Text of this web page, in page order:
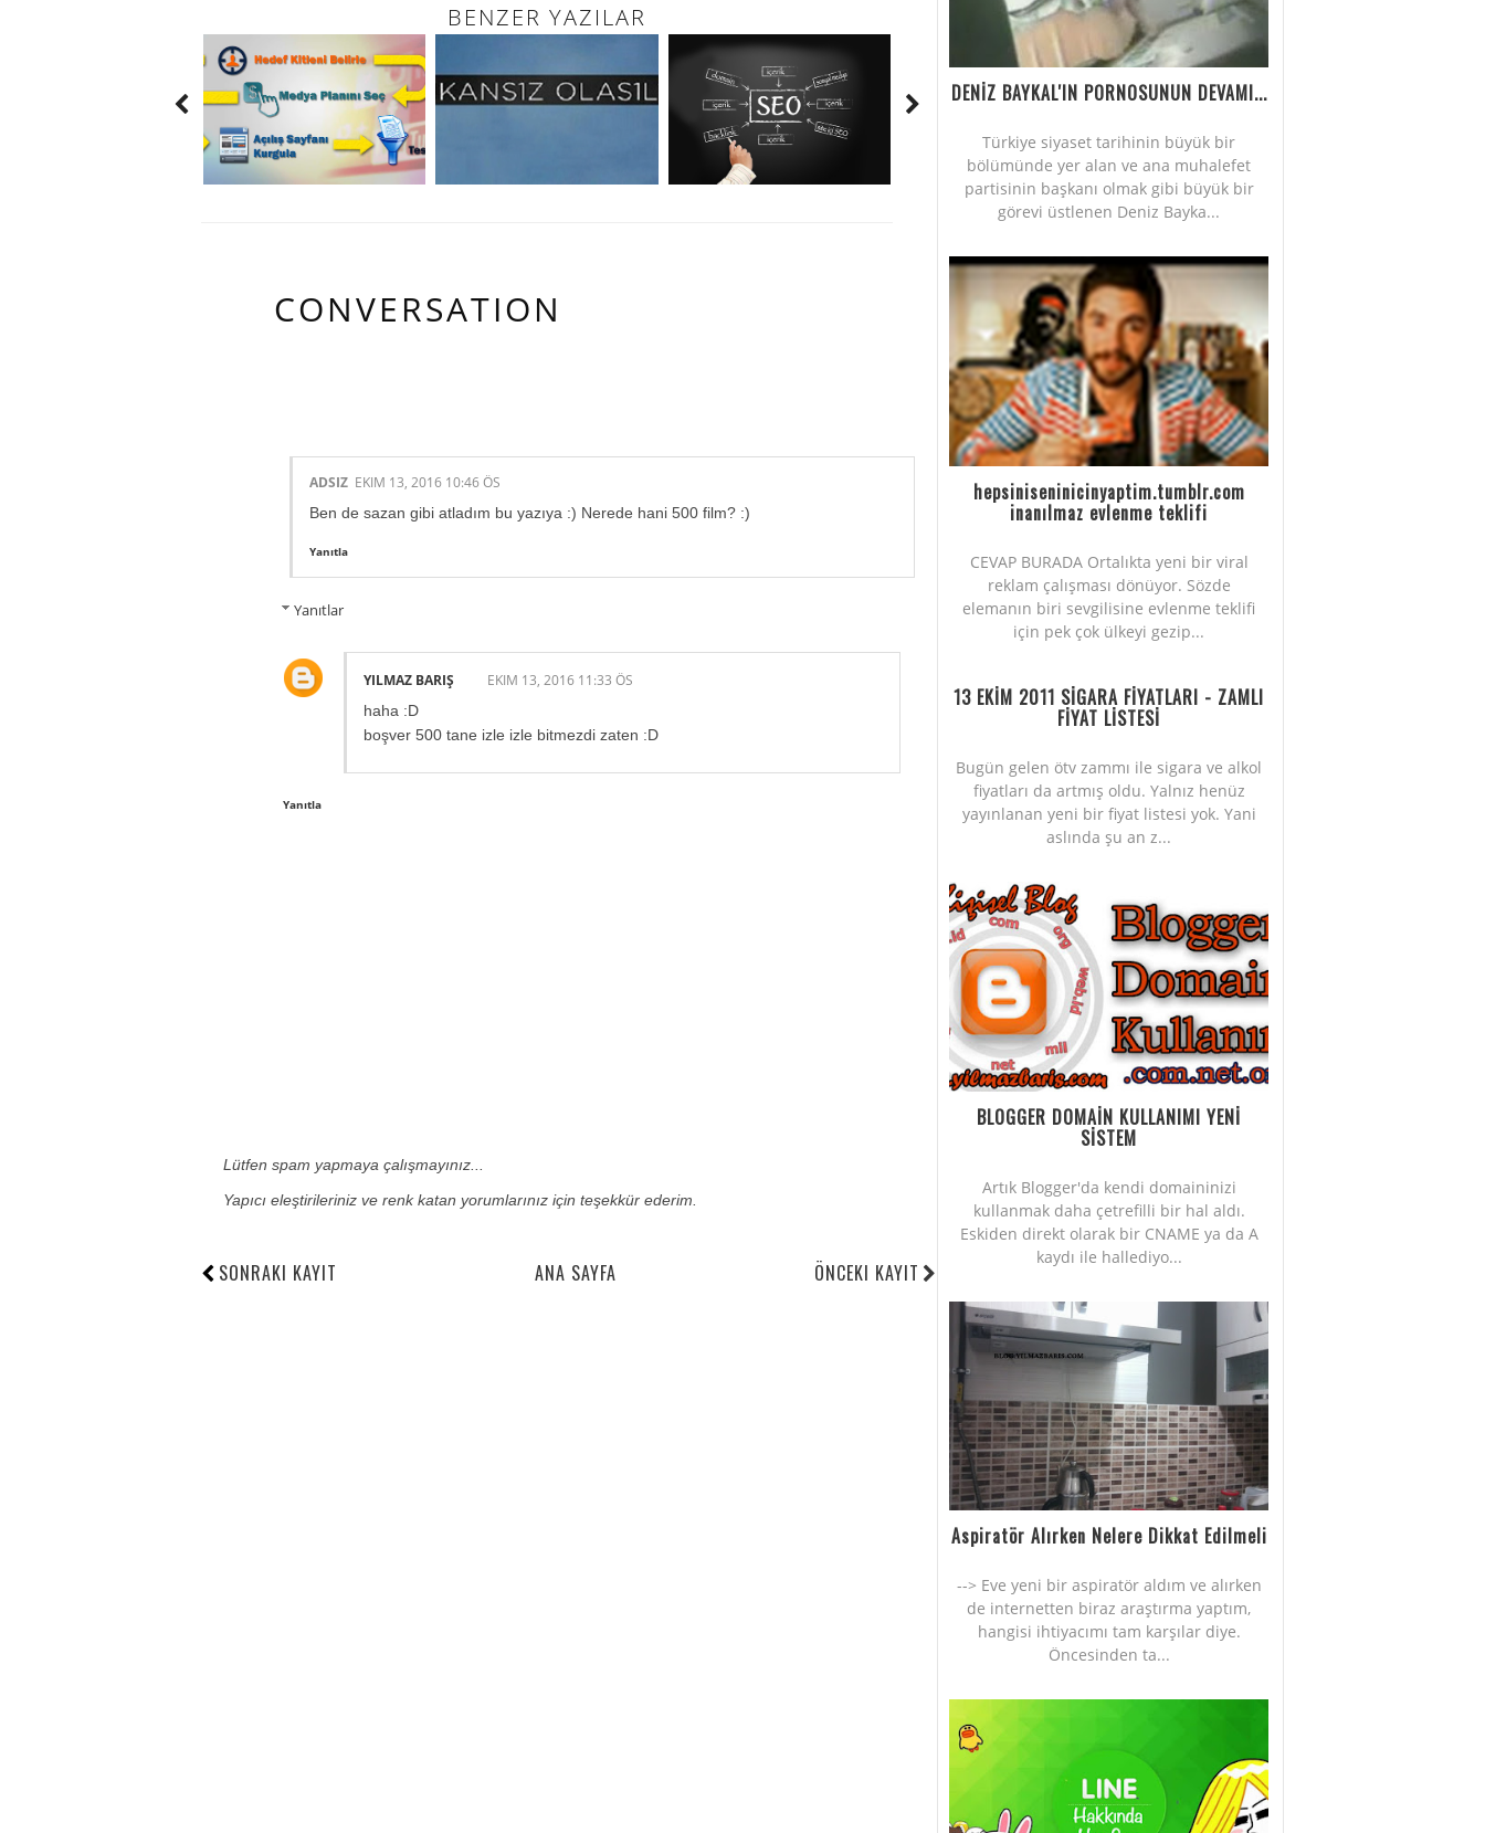
BENZER YAZILAR
CONVERSATION
ADSIZ EKIM 13, 2016 10:46 ÖS
Ben de sazan gibi atladım bu yazıya :) Nerede hani 500 film? :)
Yanıtla
Yanıtlar
YILMAZ BARIŞ EKIM 13, 2016 11:33 ÖS
haha :D
boşver 500 tane izle izle bitmezdi zaten :D
Yanıtla
Lütfen spam yapmaya çalışmayınız...
Yapıcı eleştirileriniz ve renk katan yorumlarınız için teşekkür ederim.
SONRAKI KAYIT ÖNCEKI KAYIT
ANA SAYFA
DENİZ BAYKAL'IN PORNOSUNUN DEVAMI...
Türkiye siyaset tarihinin büyük bir
bölümünde yer alan ve ana muhalefet
partisinin başkanı olmak gibi büyük bir
görevi üstlenen Deniz Bayka...
hepsiniseninicinyaptim.tumblr.com
inanılmaz evlenme teklifi
CEVAP BURADA Ortalıkta yeni bir viral
reklam çalışması dönüyor. Sözde
elemanın biri sevgilisine evlenme teklifi
için pek çok ülkeyi gezip...
13 EKİM 2011 SİGARA FİYATLARI - ZAMLI
FİYAT LİSTESİ
Bugün gelen ötv zammı ile sigara ve alkol
fiyatları da artmış oldu. Yalnız henüz
yayınlanan yeni bir fiyat listesi yok. Yani
aslında şu an z...
BLOGGER DOMAİN KULLANIMI YENİ
SİSTEM
Artık Blogger'da kendi domaininizi
kullanmak daha çetrefilli bir hal aldı.
Eskiden direkt olarak bir CNAME ya da A
kaydı ile hallediyo...
Aspiratör Alırken Nelere Dikkat Edilmeli
--> Eve yeni bir aspiratör aldım ve alırken
de internetten biraz araştırma yaptım,
hangisi ihtiyacımı tam karşılar diye.
Öncesinden ta...